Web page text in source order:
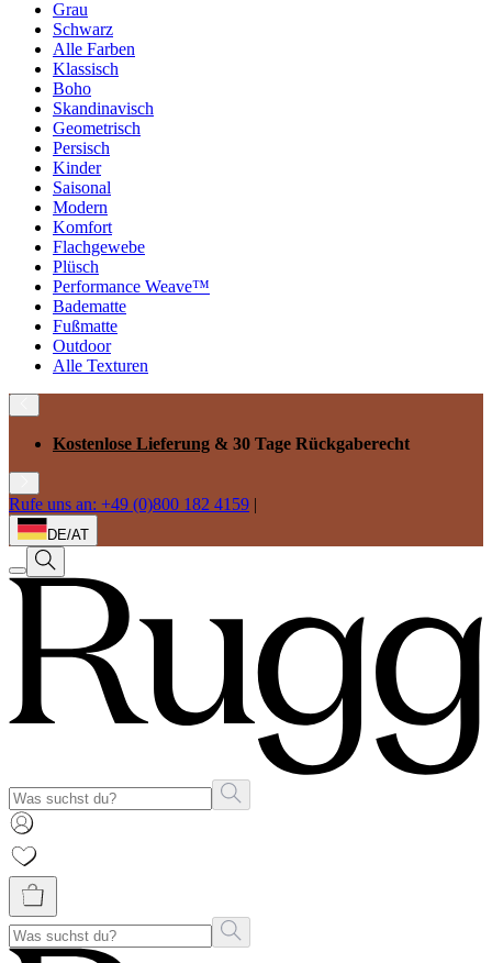
Grau
Schwarz
Alle Farben
Klassisch
Boho
Skandinavisch
Geometrisch
Persisch
Kinder
Saisonal
Modern
Komfort
Flachgewebe
Plüsch
Performance Weave™
Badematte
Fußmatte
Outdoor
Alle Texturen
Kostenlose Lieferung & 30 Tage Rückgaberecht
Rufe uns an: +49 (0)800 182 4159 |
DE/AT